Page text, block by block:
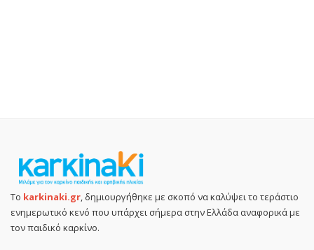
Το karkinaki.gr, δημιουργήθηκε με σκοπό να καλύψει το τεράστιο
ενημερωτικό κενό που υπάρχει σήμερα στην Ελλάδα αναφορικά με
τον παιδικό καρκίνο.